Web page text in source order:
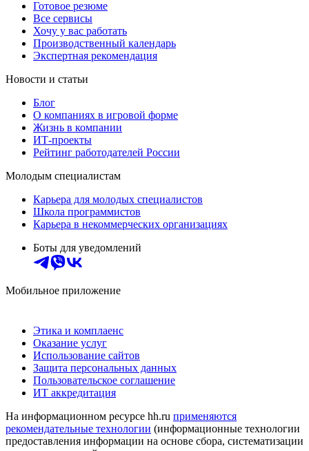
Готовое резюме
Все сервисы
Хочу у вас работать
Производственный календарь
Экспертная рекомендация
Новости и статьи
Блог
О компаниях в игровой форме
Жизнь в компании
ИТ-проекты
Рейтинг работодателей России
Молодым специалистам
Карьера для молодых специалистов
Школа программистов
Карьера в некоммерческих организациях
Боты для уведомлений
Мобильное приложение
Этика и комплаенс
Оказание услуг
Использование сайтов
Защита персональных данных
Пользовательское соглашение
ИТ аккредитация
На информационном ресурсе hh.ru применяются
рекомендательные технологии (информационные технологии
предоставления информации на основе сбора, систематизации